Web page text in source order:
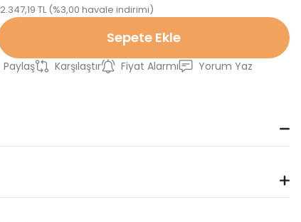
2.347,19 TL (%3,00 havale indirimi)
Sepete Ekle
Paylaş Karşılaştır Fiyat Alarmı
Yorum Yaz